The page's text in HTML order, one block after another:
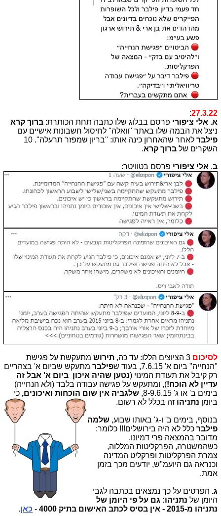
27.3.22
:
א. אלי ציפורי פרסם בבלוג שלו כתבה תחת הכותרת: ברוך קרא
ניצל את הבמה שלו באתר "וואלה" לחיסול חשבונות אישיים עם
פילבר
לאחר שהאחרון כינה אותו: "בריון שמפזר תרעלה". 10
השקרים של ברוך קרא.
ב. אלי ציפורי פרסם בטוויטר:
לסיכום תירוש מתעקשת על פגישת
"הנחייה" ביום א' 7.6.15, בעוד ש
פילבר מתעקש שביום א' בצהריים
רק קיבל את תעודת המינוי (נטען שהיה איכון ביום א' אבל זה
עדיין לא הוכח!), ומתעקש על פגישה עבודה בלבד (ולא הנחייה)
בימים ב' או ג' 8-9.6.15,
שלגביה אין שום הוכחות ואיכונים, כי
ביומן נתניהו זה בכלל לא רשום.
בנוסף, בימים ב' ו-ג' באותו שבוע, שלמה
פילבר כלל לא היה בירושלים!!! כלומר:
מדובר בהמצאה פרי דמיונו,
כשהמשטרה, הפרקליטות המללוה,
צמרת הפרקליטות ופרקליט המדינה
וכנראה גם היועמ"ש, יודעים מכך בזמן
אמת.
ג. הפרטים על כך נמצאים בכתבה לגבי
היומן של נתניהו: גם על פי היומן של
נתניהו מ-2015 - אין בסיס לכתב האישום בתיק 4000
- כאן.